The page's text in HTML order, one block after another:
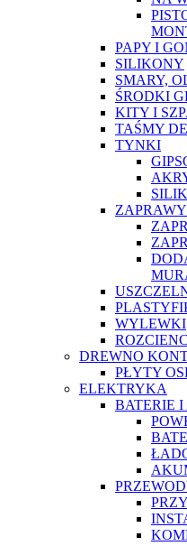
PAPY I
SILIKONY
SMARY,
ŚRODKI
KITY I
TAŚMY
TYNKI
WYLEWKI
DREWNO
PŁYTY
ELEKTRYKA
BATERIE